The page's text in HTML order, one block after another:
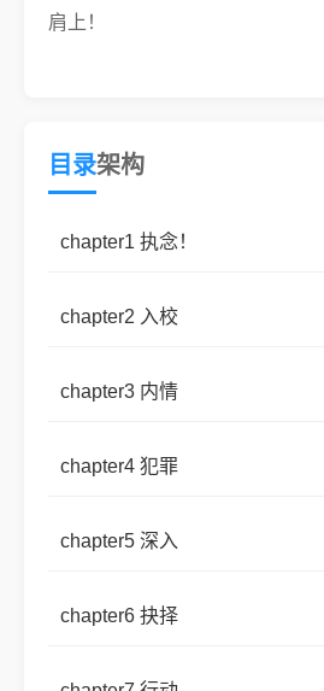
肩上！
目录架构
chapter1 执念！
chapter2 入校
chapter3 内情
chapter4 犯罪
chapter5 深入
chapter6 抉择